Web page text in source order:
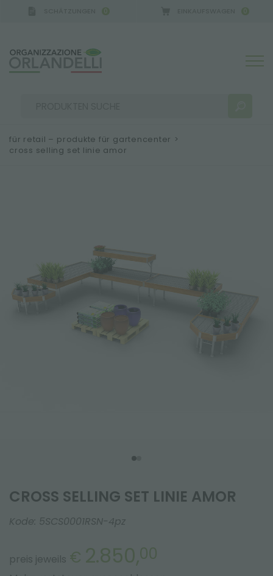
0 0
MEHR ERGEBNISSE FÜR SIE:
für retail – produkte für gartencenter >
cross selling set linie amor
CROSS SELLING SET LINIE AMOR
Kode: 5SCS0001RSN-4pz
preis jeweils € 2.850,00